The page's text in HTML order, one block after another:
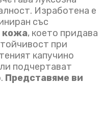
Изработена е
със
кожа, което придава
при
капучино
подчертават
Представяме ви